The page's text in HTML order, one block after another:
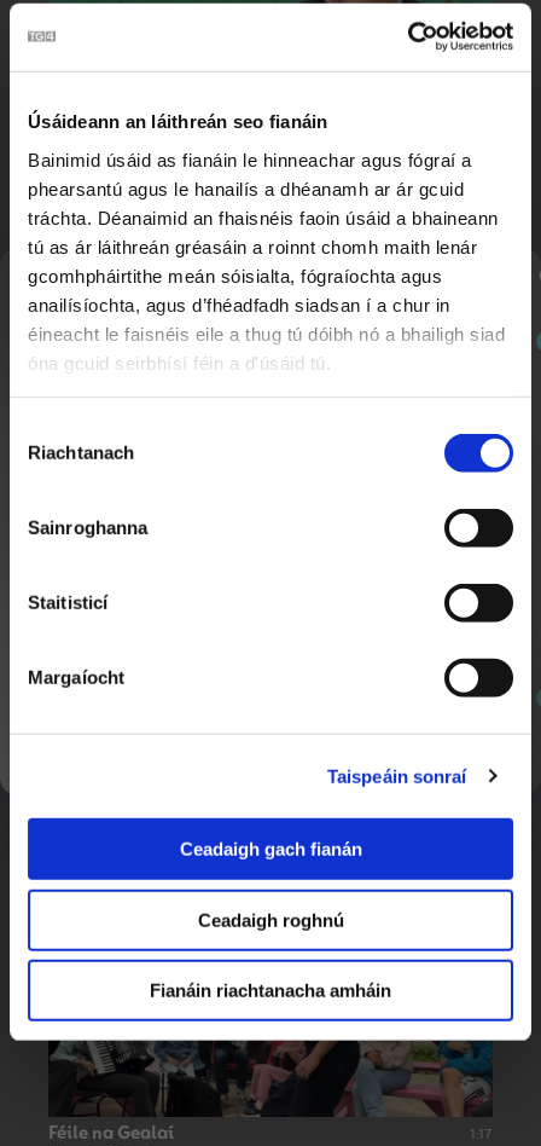
Úsáideann an láithreán seo fianáin
Bainimid úsáid as fianáin le hinneachar agus fógraí a
phearsantú agus le hanailís a dhéanamh ar ár gcuid
tráchta. Déanaimid an fhaisnéis faoin úsáid a bhaineann
tú as ár láithreán gréasáin a roinnt chomh maith lenár
gcomhpháirtithe meán sóisialta, fógraíochta agus
anailísíochta, agus d’fhéadfadh siadsan í a chur in
éineacht le faisnéis eile a thug tú dóibh nó a bhailigh siad
óna gcuid seirbhísí féin a d'úsáid tú.
Toilithe
Riachtanach
Sainroghanna
Staitisticí
Margaíocht
Taispeáin sonraí
Ceadaigh gach fianán
Ceadaigh roghnú
Fianáin riachtanacha amháin
Seachtain Scútáil ar Scoil 1:31
Nuacht Cúla 4
Féile na Gealaí 1:17
Nuachtlitir